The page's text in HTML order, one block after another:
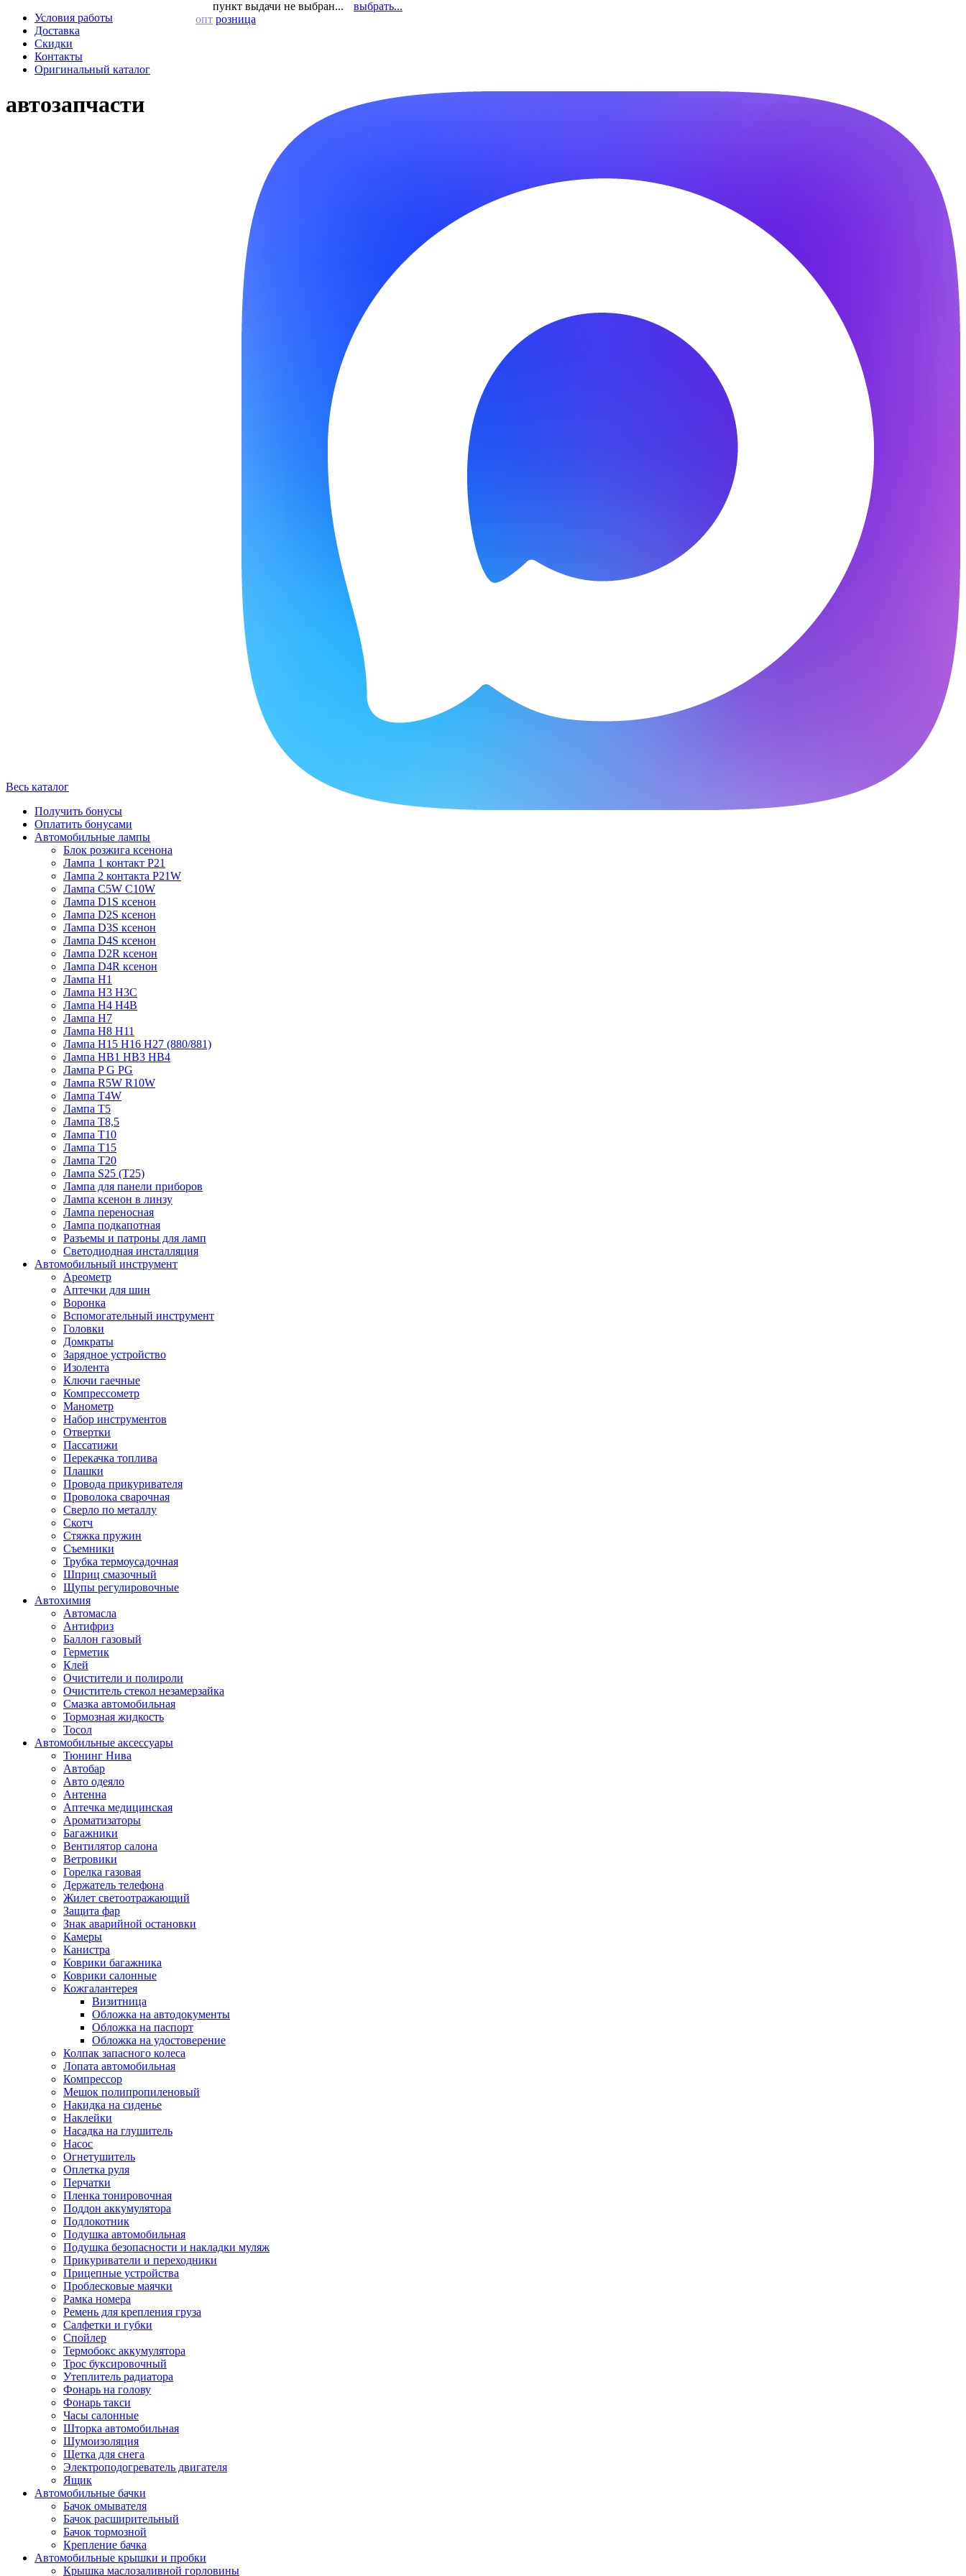
Условия работы
Доставка
Скидки
Контакты
Оригинальный каталог
пункт выдачи не выбран...
выбрать...
опт розница
автозапчасти
Весь каталог
Получить бонусы
Оплатить бонусами
Автомобильные лампы
Блок розжига ксенона
Лампа 1 контакт P21
Лампа 2 контакта P21W
Лампа C5W C10W
Лампа D1S ксенон
Лампа D2S ксенон
Лампа D3S ксенон
Лампа D4S ксенон
Лампа D2R ксенон
Лампа D4R ксенон
Лампа H1
Лампа H3 H3C
Лампа H4 H4B
Лампа H7
Лампа H8 H11
Лампа H15 H16 H27 (880/881)
Лампа HB1 HB3 HB4
Лампа P G PG
Лампа R5W R10W
Лампа T4W
Лампа T5
Лампа T8,5
Лампа T10
Лампа T15
Лампа T20
Лампа S25 (T25)
Лампа для панели приборов
Лампа ксенон в линзу
Лампа переносная
Лампа подкапотная
Разъемы и патроны для ламп
Светодиодная инсталляция
Автомобильный инструмент
Ареометр
Аптечки для шин
Воронка
Вспомогательный инструмент
Головки
Домкраты
Зарядное устройство
Изолента
Ключи гаечные
Компрессометр
Манометр
Набор инструментов
Отвертки
Пассатижи
Перекачка топлива
Плашки
Провода прикуривателя
Проволока сварочная
Сверло по металлу
Скотч
Стяжка пружин
Съемники
Трубка термоусадочная
Шприц смазочный
Щупы регулировочные
Автохимия
Автомасла
Антифриз
Баллон газовый
Герметик
Клей
Очистители и полироли
Очиститель стекол незамерзайка
Смазка автомобильная
Тормозная жидкость
Тосол
Автомобильные аксессуары
Тюнинг Нива
Автобар
Авто одеяло
Антенна
Аптечка медицинская
Ароматизаторы
Багажники
Вентилятор салона
Ветровики
Горелка газовая
Держатель телефона
Жилет светоотражающий
Защита фар
Знак аварийной остановки
Камеры
Канистра
Коврики багажника
Коврики салонные
Кожгалантерея
Визитница
Обложка на автодокументы
Обложка на паспорт
Обложка на удостоверение
Колпак запасного колеса
Лопата автомобильная
Компрессор
Мешок полипропиленовый
Накидка на сиденье
Наклейки
Насадка на глушитель
Насос
Огнетушитель
Оплетка руля
Перчатки
Пленка тонировочная
Поддон аккумулятора
Подлокотник
Подушка автомобильная
Подушка безопасности и накладки муляж
Прикуриватели и переходники
Прицепные устройства
Проблесковые маячки
Рамка номера
Ремень для крепления груза
Салфетки и губки
Спойлер
Термобокс аккумулятора
Трос буксировочный
Утеплитель радиатора
Фонарь на голову
Фонарь такси
Часы салонные
Шторка автомобильная
Шумоизоляция
Щетка для снега
Электроподогреватель двигателя
Ящик
Автомобильные бачки
Бачок омывателя
Бачок расширительный
Бачок тормозной
Крепление бачка
Автомобильные крышки и пробки
Крышка маслозаливной горловины